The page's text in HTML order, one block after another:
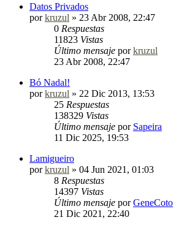
Datos Privados
porkruzul » 23 Abr 2008, 22:47
0 Respuestas
11823 Vistas
Último mensaje porkruzul
23 Abr 2008, 22:47
Bó Nadal!
porkruzul » 22 Dic 2013, 13:53
25 Respuestas
138329 Vistas
Último mensaje por Sapeira
11 Dic 2025, 19:53
Lamigueiro
porkruzul » 04 Jun 2021, 01:03
8 Respuestas
14397 Vistas
Último mensaje porGeneCoto
21 Dic 2021, 22:40